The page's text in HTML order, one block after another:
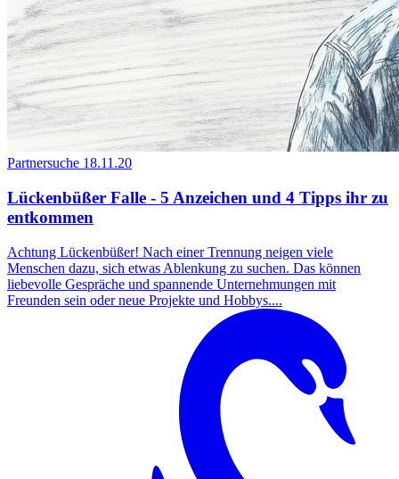
Partnersuche 18.11.20
Lückenbüßer Falle - 5 Anzeichen und 4 Tipps ihr zu
entkommen
Achtung Lückenbüßer! Nach einer Trennung neigen viele
Menschen dazu, sich etwas Ablenkung zu suchen. Das können
liebevolle Gespräche und spannende Unternehmungen mit
Freunden sein oder neue Projekte und Hobbys....